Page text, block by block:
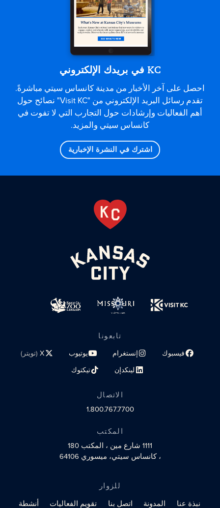
KC في بريدك الإلكتروني
احصل على آخر الأخبار من مدينة كانساس سيتي مباشرةً.
تقدم رسائل البريد الإلكتروني من "Visit KC" نصائح حول
أهم الفعاليات وإرشادات حول التجارب التي لا تفوت في
كانساس سيتي والمزيد.
اشترك في النشرة الإخبارية
تابعونا
فيسبوك
رابط الملف الشخصي على مواقع التواصل الاجتماعي
إنستغرام
رابط الملف الشخصي على مواقع التواصل الاجتماعي
يوتيوب
رابط الملف الشخصي على مواقع
X (تويتر)
رابط الملف
لينكدإن
رابط الملف الشخصي على مواقع التواصل الاجتماعي
تيكتوك
رابط الملف الشخصي على مواقع
الاتصال
1.800.767.7700
المكتب
1111 شارع مين
، المكتب 180
، كانساس سيتي، ميسوري 64106
للزوار
نبذة عنا
المدونة اتصل بنا تقويم الفعاليات أنشطة